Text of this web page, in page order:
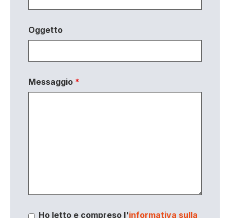
Oggetto
Messaggio *
Ho letto e compreso l'informativa sulla